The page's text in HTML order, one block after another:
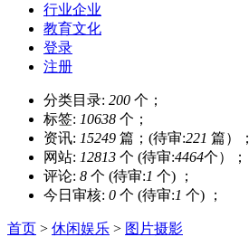
行业企业
教育文化
登录
注册
分类目录: 200 个；
标签: 10638 个；
资讯: 15249 篇；(待审:221 篇）；
网站: 12813 个 (待审:4464个）；
评论: 8 个 (待审:1 个) ；
今日审核: 0 个 (待审:1 个) ；
首页 > 休闲娱乐 > 图片摄影